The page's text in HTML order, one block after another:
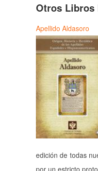
Otros Libros
Apellido Aldasoro
edición de todas
por un estricto